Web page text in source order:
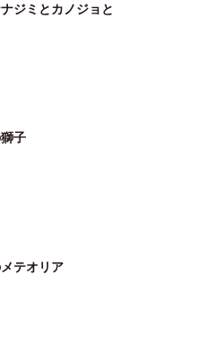
ジミとカノジョと
子
テオリア